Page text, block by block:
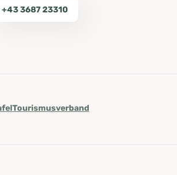
+43 3687 23310
Tourismusverband